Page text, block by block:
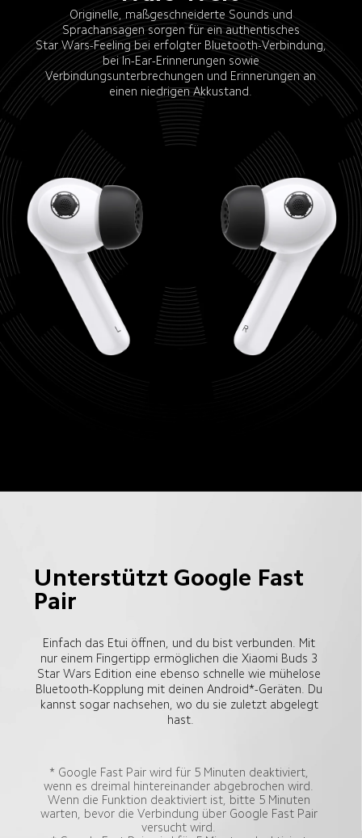
Originelle, maßgeschneiderte Sounds und
Sprachansagen sorgen für ein authentisches
Star Wars-Feeling bei erfolgter Bluetooth-Verbindung,
bei In-Ear-Erinnerungen sowie
Verbindungsunterbrechungen und Erinnerungen an
einen niedrigen Akkustand.
Unterstützt Google Fast
Pair
Einfach das Etui öffnen, und du bist verbunden. Mit
nur einem Fingertipp ermöglichen die Xiaomi Buds 3
Star Wars Edition eine ebenso schnelle wie mühelose
Bluetooth-Kopplung mit deinen Android*-Geräten. Du
kannst sogar nachsehen, wo du sie zuletzt abgelegt
hast.
* Google Fast Pair wird für 5 Minuten deaktiviert,
wenn es dreimal hintereinander abgebrochen wird.
Wenn die Funktion deaktiviert ist, bitte 5 Minuten
warten, bevor die Verbindung über Google Fast Pair
versucht wird.